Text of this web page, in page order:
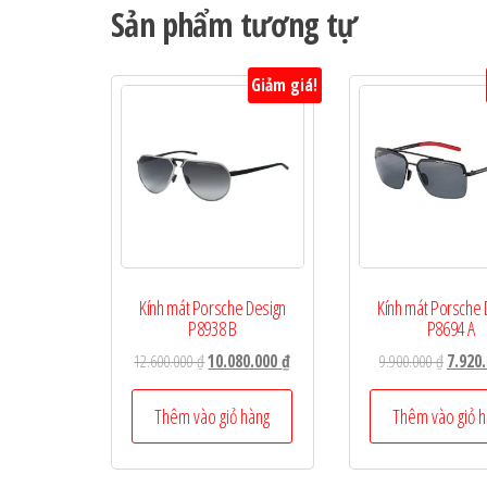
Sản phẩm tương tự
Giảm giá!
Kính mát Porsche Design
P8938 B
12.600.000₫Giá
gốc
là:
12.600.000 ₫.
10.080.000₫Giá
hiện
là:
10.080.000 ₫.
Thêm vào giỏ hàng
Kính mát Porsche
P8694 A
9.900.000₫Giá
gốc
là:
Thêm vào giỏ